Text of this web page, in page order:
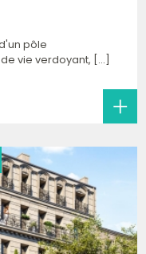
pôle
vie verdoyant, [...]